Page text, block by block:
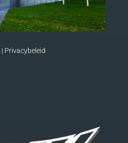
| Privacybeleid